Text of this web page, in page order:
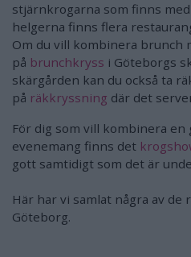
stjärnkrogarna som finns med
helgerna finns flera
Om du vill kombinera brunch
på brunchkryss i Göteborgs
skärgården kan du också ta
på räkkryssning där det
För dig som vill kombinera en
evenemang finns det
gott samtidigt som det är
Här har vi samlat några av
Göteborg.